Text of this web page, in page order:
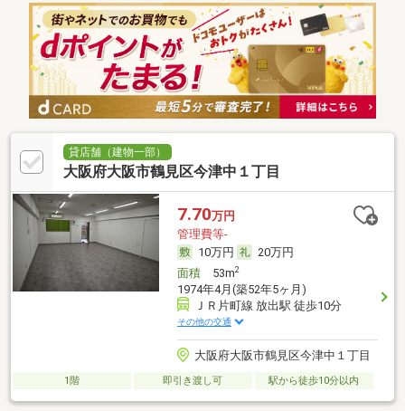
貸店舗（建物一部）
大阪府大阪市鶴見区今津中１丁目
7.70万円
管理費等-
10万円
20万円
面積53m2
1974年4月(築52年5ヶ月)
ＪＲ片町線 放出駅 徒歩10分
その他の交通
大阪府大阪市鶴見区今津中１丁目
1階 即引き渡し可 駅から徒歩10分以内